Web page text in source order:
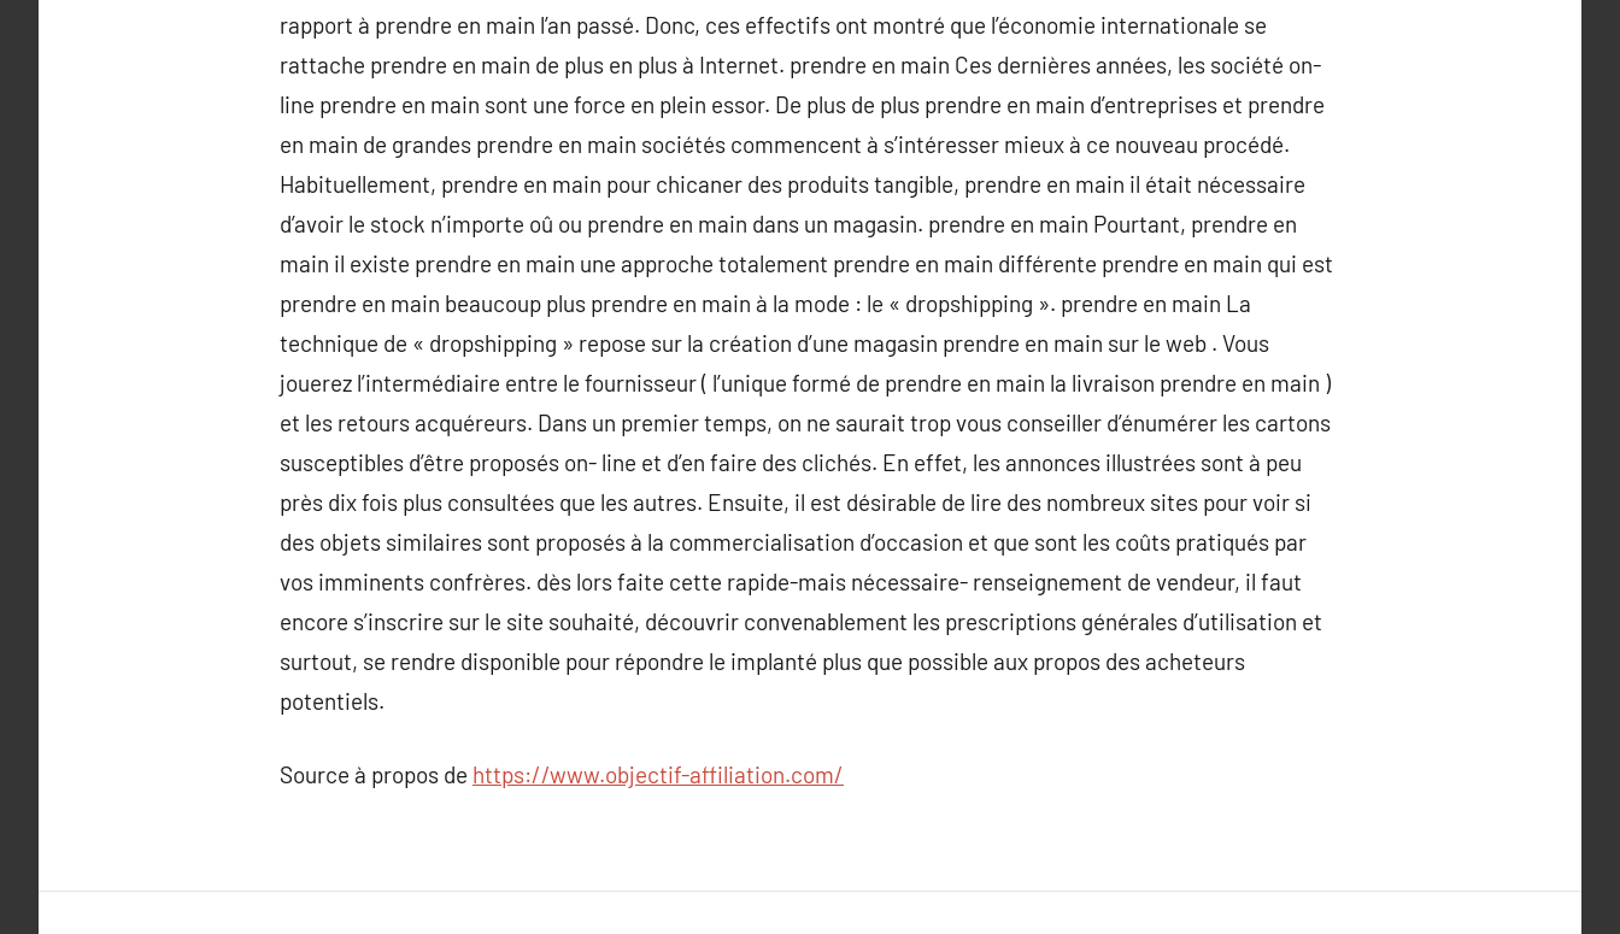
rapport à prendre en main l’an passé. Donc, ces effectifs ont montré que l’économie internationale se
rattache prendre en main de plus en plus à Internet. prendre en main Ces dernières années, les société on-
line prendre en main sont une force en plein essor. De plus de plus prendre en main d’entreprises et prendre
en main de grandes prendre en main sociétés commencent à s’intéresser mieux à ce nouveau procédé.
Habituellement, prendre en main pour chicaner des produits tangible, prendre en main il était nécessaire
d’avoir le stock n’importe oû ou prendre en main dans un magasin. prendre en main Pourtant, prendre en
main il existe prendre en main une approche totalement prendre en main différente prendre en main qui est
prendre en main beaucoup plus prendre en main à la mode : le « dropshipping ». prendre en main La
technique de « dropshipping » repose sur la création d’une magasin prendre en main sur le web . Vous
jouerez l’intermédiaire entre le fournisseur ( l’unique formé de prendre en main la livraison prendre en main )
et les retours acquéreurs. Dans un premier temps, on ne saurait trop vous conseiller d’énumérer les cartons
susceptibles d’être proposés on- line et d’en faire des clichés. En effet, les annonces illustrées sont à peu
près dix fois plus consultées que les autres. Ensuite, il est désirable de lire des nombreux sites pour voir si
des objets similaires sont proposés à la commercialisation d’occasion et que sont les coûts pratiqués par
vos imminents confrères. dès lors faite cette rapide-mais nécessaire- renseignement de vendeur, il faut
encore s’inscrire sur le site souhaité, découvrir convenablement les prescriptions générales d’utilisation et
surtout, se rendre disponible pour répondre le implanté plus que possible aux propos des acheteurs
potentiels.
Source à propos de https://www.objectif-affiliation.com/